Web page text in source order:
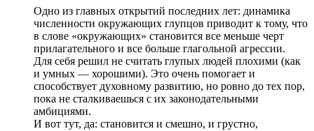
Одно из главных открытий последних лет: динамика
численности окружающих глупцов приводит к тому, что
в слове «окружающих» становится все меньше черт
прилагательного и все больше глагольной агрессии.
Для себя решил не считать глупых людей плохими (как
и умных — хорошими). Это очень помогает и
способствует духовному развитию, но ровно до тех пор,
пока не сталкиваешься с их законодательными
амбициями.
И вот тут, да: становится и смешно, и грустно,